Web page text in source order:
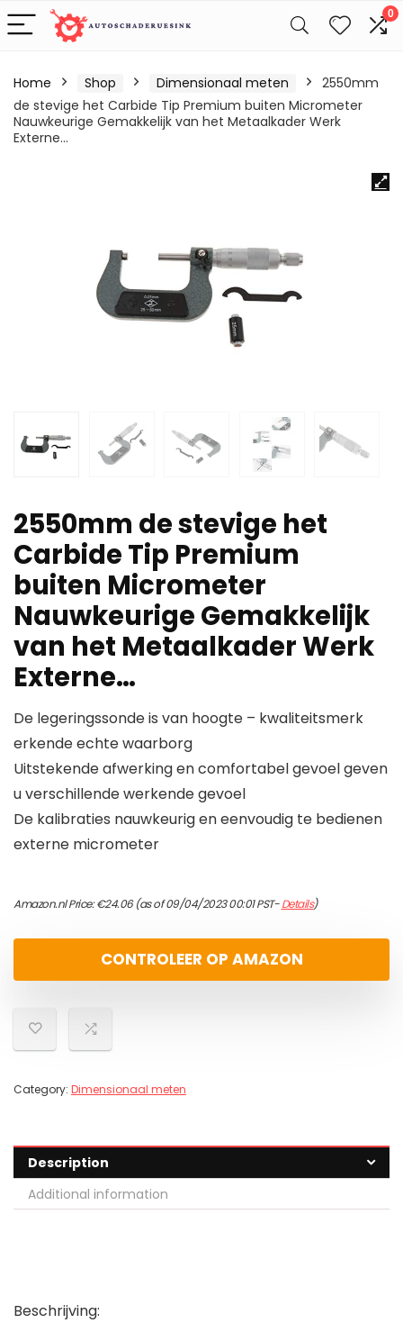
0
Home Shop Dimensionaal meten
2550mm
de stevige het Carbide Tip Premium buiten Micrometer
Nauwkeurige Gemakkelijk van het Metaalkader Werk
Externe…
2550mm de stevige het
Carbide Tip Premium
buiten Micrometer
Nauwkeurige Gemakkelijk
van het Metaalkader Werk
Externe…
De legeringssonde is van hoogte – kwaliteitsmerk
erkende echte waarborg
Uitstekende afwerking en comfortabel gevoel geven
u verschillende werkende gevoel
De kalibraties nauwkeurig en eenvoudig te bedienen
externe micrometer
Amazon.nl Price:€24.06(as of 09/04/2023 00:01 PST-Details)
CONTROLEER OP AMAZON
Category: Dimensionaal meten
Description
Additional information
Beschrijving: